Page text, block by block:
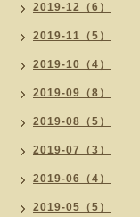
2019-12（6）
2019-11（5）
2019-10（4）
2019-09（8）
2019-08（5）
2019-07（3）
2019-06（4）
2019-05（5）